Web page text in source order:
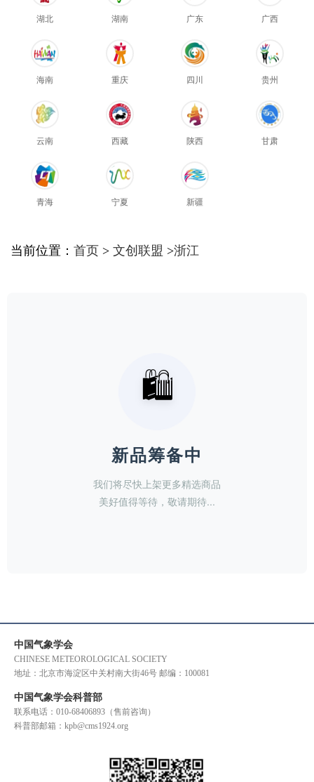
湖北 湖南 广东 广西
海南 重庆 四川 贵州
云南 西藏 陕西 甘肃
青海 宁夏 新疆
当前位置： 首页 > 文创联盟 >浙江
🛍️
新品筹备中
我们将尽快上架更多精选商品
美好值得等待，敬请期待...
中国气象学会
CHINESE METEOROLOGICAL SOCIETY
地址：北京市海淀区中关村南大街46号 邮编：100081
中国气象学会科普部
联系电话：010-68406893（售前咨询）
科普部邮箱：kpb@cms1924.org